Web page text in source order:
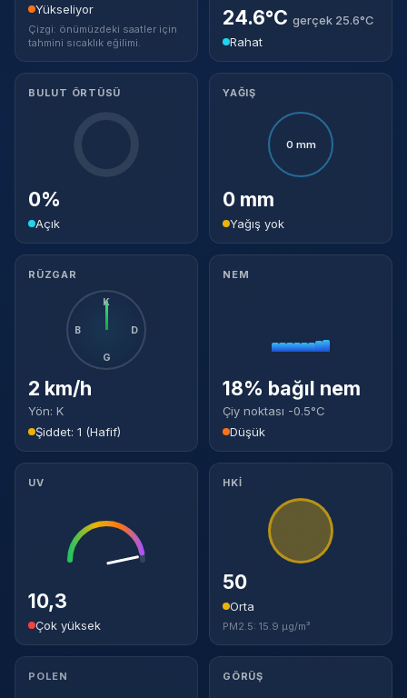
Yükseliyor
Çizgi: önümüzdeki saatler için
tahmini sıcaklık eğilimi.
24.6°C gerçek 25.6°C
Rahat
BULUT ÖRTÜSÜ
0%
Açık
YAĞIŞ
0 mm
0 mm
Yağış yok
RÜZGAR
K
D
G
B
2 km/h
Yön: K
Şiddet: 1 (Hafif)
NEM
18% bağıl nem
Çiy noktası -0.5°C
Düşük
UV
10,3
Çok yüksek
HKİ
50
Orta
PM2.5: 15.9 µg/m³
POLEN GÖRÜŞ